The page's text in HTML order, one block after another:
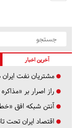
آخرین اخبار
مشتریان نفت ایران در ۷ سال گذشته
راز اصرار بر
آنتن شبکه افق
اقتصاد ایران تحت